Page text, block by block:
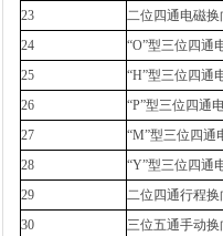
23
二位四通电磁换
24
“O”型三位四通
25
“H”型三位四通
26
“P”型三位四通
27
“M”型三位四通
28
“Y”型三位四通
29
二位四通行程换
30
三位五通手动换